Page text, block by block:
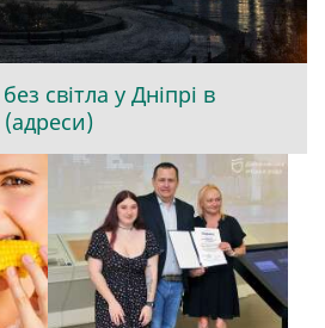
світла у Дніпрі в
(адреси)